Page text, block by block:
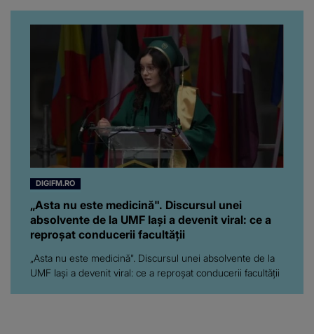
artistă i-a lăsat MASCĂ
pe toți. De data aceasta,
chiar a rupt tăcerea:
”Poate că aveam să ne
spunem, să ne...”
DIGIFM.RO
„Asta nu este medicină". Discursul unei
absolvente de la UMF Iași a devenit viral: ce a
reproșat conducerii facultății
„Asta nu este medicină". Discursul unei absolvente de la
UMF Iași a devenit viral: ce a reproșat conducerii facultății